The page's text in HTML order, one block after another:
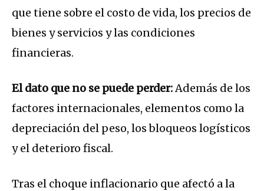
que tiene sobre el costo de vida, los precios de
bienes y servicios y las condiciones
financieras.
El dato que no se puede perder:Además de los
factores internacionales, elementos como la
depreciación del peso, los bloqueos logísticos
y el deterioro fiscal.
Tras el choque inflacionario que afectó a la